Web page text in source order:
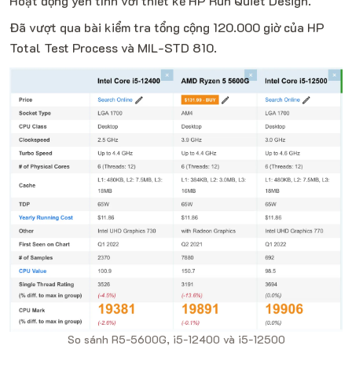
Đã vượt qua bài kiểm tra tổng cộng 120.000 giờ của HP
Total Test Process và MIL-STD 810.
So sánh R5-5600G, i5-12400 và i5-12500